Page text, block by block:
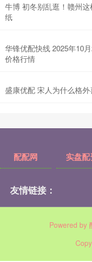
牛博 初冬别乱逛！赣州
纸
华锋优配快线 2025年10
价格行情
盛康优配 宋人为什么格外
配配网 实盘
友情链接：
Powered by